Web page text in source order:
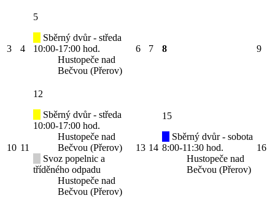
3 4
5
Sběrný dvůr - středa
10:00-17:00 hod.
Hustopeče nad
Bečvou (Přerov)
6 7 8 9
10 11
12
Sběrný dvůr - středa
10:00-17:00 hod.
Hustopeče nad
Bečvou (Přerov)
Svoz popelnic a
tříděného odpadu
Hustopeče nad
Bečvou (Přerov)
13 14
15
Sběrný dvůr - sobota
8:00-11:30 hod.
Hustopeče nad
Bečvou (Přerov)
16